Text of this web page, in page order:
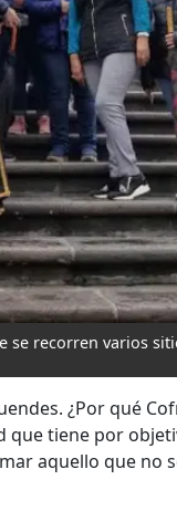
se recorren varios
¿Por qué
que tiene por
aquello que no